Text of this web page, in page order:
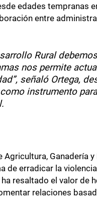
edades tempranas
entre
Rural
nos permite
señaló Ortega,
instrumento
Ganadería
de erradicar la
resaltado el valor
relaciones